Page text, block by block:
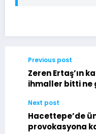
Previous post
Zeren Ertaş’ın
ihmaller bitti ne
Next post
Hacettepe’de
provokasyona